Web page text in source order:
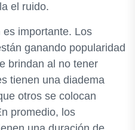
el ruido.
importante. Los
ganando popularidad
brindan al no tener
tienen una diadema
otros se colocan
promedio, los